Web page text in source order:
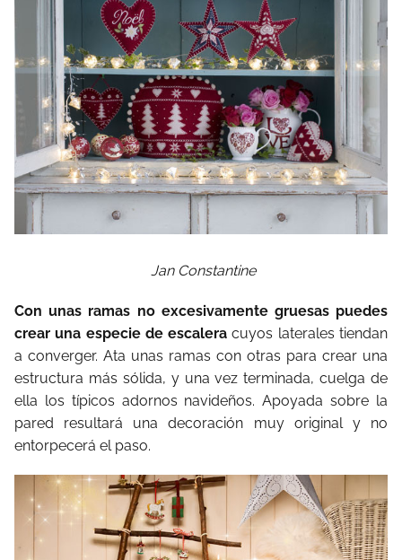
Jan Constantine
Con unas ramas no excesivamente gruesas puedes
crear una especie de escaleracuyos laterales tiendan
a converger. Ata unas ramas con otras para crear una
estructura más sólida, y una vez terminada, cuelga de
ella los típicos adornos navideños. Apoyada sobre la
pared resultará una decoración muy original y no
entorpecerá el paso.